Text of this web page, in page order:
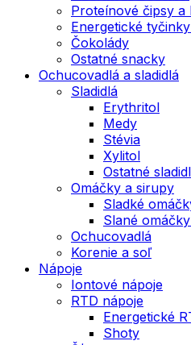
Proteínové čipsy a
Energetické
Čokolády
Ostatné snacky
Ochucovadlá a sladidlá
Sladidlá
Erythritol
Medy
Stévia
Xylitol
Ostatné
Omáčky a sirupy
Sladké
Slané
Ochucovadlá
Korenie a soľ
Nápoje
Iontové nápoje
RTD nápoje
Energetické
Shoty